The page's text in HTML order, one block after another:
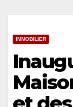
IMMOBILIER